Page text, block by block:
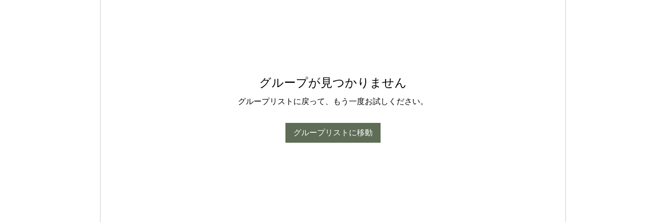
グループが見つかりません
グループリストに戻って、もう一度お試しください。
グループリストに移動